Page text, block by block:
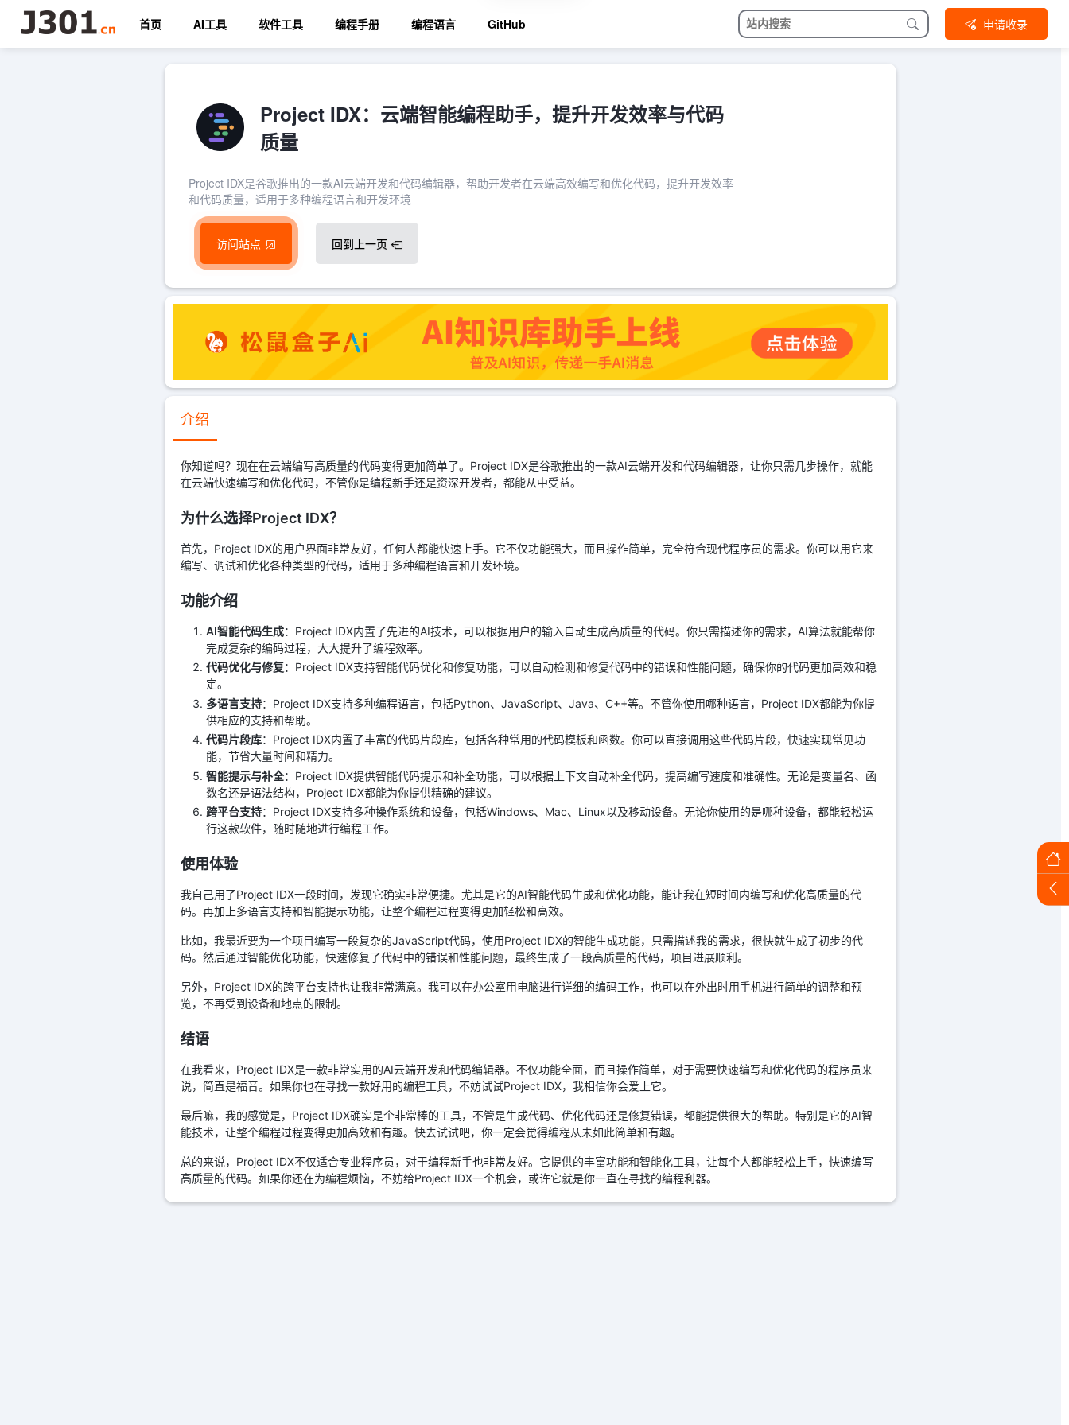
首页 AI工具 软件工具 编程手册 编程语言 GitHub 申请收录
Project IDX：云端智能编程助手，提升开发效率与代码
质量
Project IDX是谷歌推出的一款AI云端开发和代码编辑器，帮助开发者在云端高效编写和优化代码，提升开发效率
和代码质量，适用于多种编程语言和开发环境
访问站点 回到上一页
介绍
你知道吗？现在在云端编写高质量的代码变得更加简单了。Project IDX是谷歌推出的一款AI云端开发和代码编辑器，让你只需几步操作，就能
在云端快速编写和优化代码，不管你是编程新手还是资深开发者，都能从中受益。
为什么选择Project IDX？
首先，Project IDX的用户界面非常友好，任何人都能快速上手。它不仅功能强大，而且操作简单，完全符合现代程序员的需求。你可以用它来
编写、调试和优化各种类型的代码，适用于多种编程语言和开发环境。
功能介绍
AI智能代码生成：Project IDX内置了先进的AI技术，可以根据用户的输入自动生成高质量的代码。你只需描述你的需求，AI算法就能帮你
完成复杂的编码过程，大大提升了编程效率。
代码优化与修复：Project IDX支持智能代码优化和修复功能，可以自动检测和修复代码中的错误和性能问题，确保你的代码更加高效和稳
定。
多语言支持：Project IDX支持多种编程语言，包括Python、JavaScript、Java、C++等。不管你使用哪种语言，Project IDX都能为你提
供相应的支持和帮助。
代码片段库：Project IDX内置了丰富的代码片段库，包括各种常用的代码模板和函数。你可以直接调用这些代码片段，快速实现常见功
能，节省大量时间和精力。
智能提示与补全：Project IDX提供智能代码提示和补全功能，可以根据上下文自动补全代码，提高编写速度和准确性。无论是变量名、函
数名还是语法结构，Project IDX都能为你提供精确的建议。
跨平台支持：Project IDX支持多种操作系统和设备，包括Windows、Mac、Linux以及移动设备。无论你使用的是哪种设备，都能轻松运
行这款软件，随时随地进行编程工作。
使用体验
我自己用了Project IDX一段时间，发现它确实非常便捷。尤其是它的AI智能代码生成和优化功能，能让我在短时间内编写和优化高质量的代
码。再加上多语言支持和智能提示功能，让整个编程过程变得更加轻松和高效。
比如，我最近要为一个项目编写一段复杂的JavaScript代码，使用Project IDX的智能生成功能，只需描述我的需求，很快就生成了初步的代
码。然后通过智能优化功能，快速修复了代码中的错误和性能问题，最终生成了一段高质量的代码，项目进展顺利。
另外，Project IDX的跨平台支持也让我非常满意。我可以在办公室用电脑进行详细的编码工作，也可以在外出时用手机进行简单的调整和预
览，不再受到设备和地点的限制。
结语
在我看来，Project IDX是一款非常实用的AI云端开发和代码编辑器。不仅功能全面，而且操作简单，对于需要快速编写和优化代码的程序员来
说，简直是福音。如果你也在寻找一款好用的编程工具，不妨试试Project IDX，我相信你会爱上它。
最后嘛，我的感觉是，Project IDX确实是个非常棒的工具，不管是生成代码、优化代码还是修复错误，都能提供很大的帮助。特别是它的AI智
能技术，让整个编程过程变得更加高效和有趣。快去试试吧，你一定会觉得编程从未如此简单和有趣。
总的来说，Project IDX不仅适合专业程序员，对于编程新手也非常友好。它提供的丰富功能和智能化工具，让每个人都能轻松上手，快速编写
高质量的代码。如果你还在为编程烦恼，不妨给Project IDX一个机会，或许它就是你一直在寻找的编程利器。